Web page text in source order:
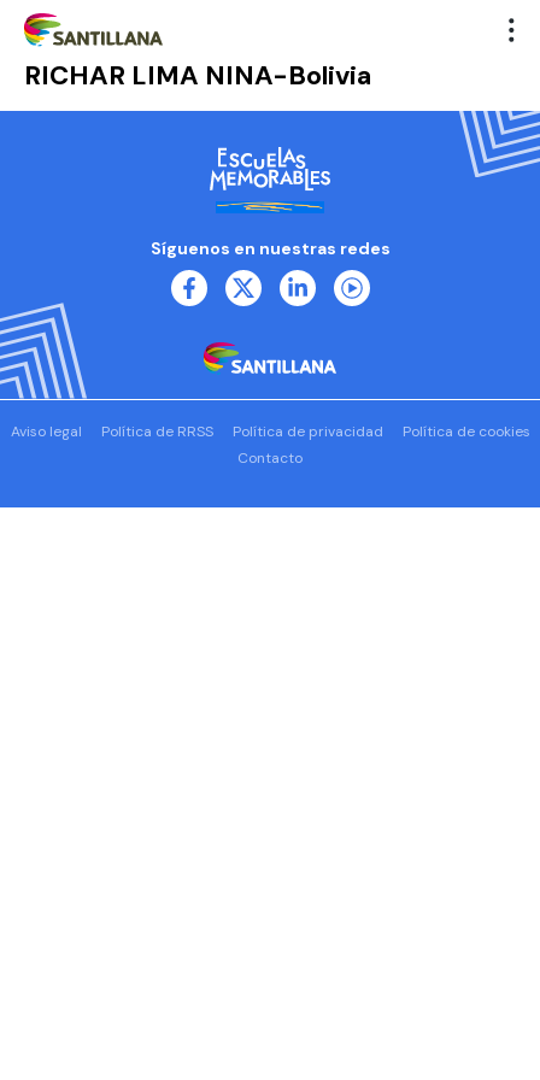
RICHAR LIMA NINA-Bolivia
Síguenos en nuestras redes
Aviso legal Política de RRSS Política de privacidad
Política de cookies
Contacto